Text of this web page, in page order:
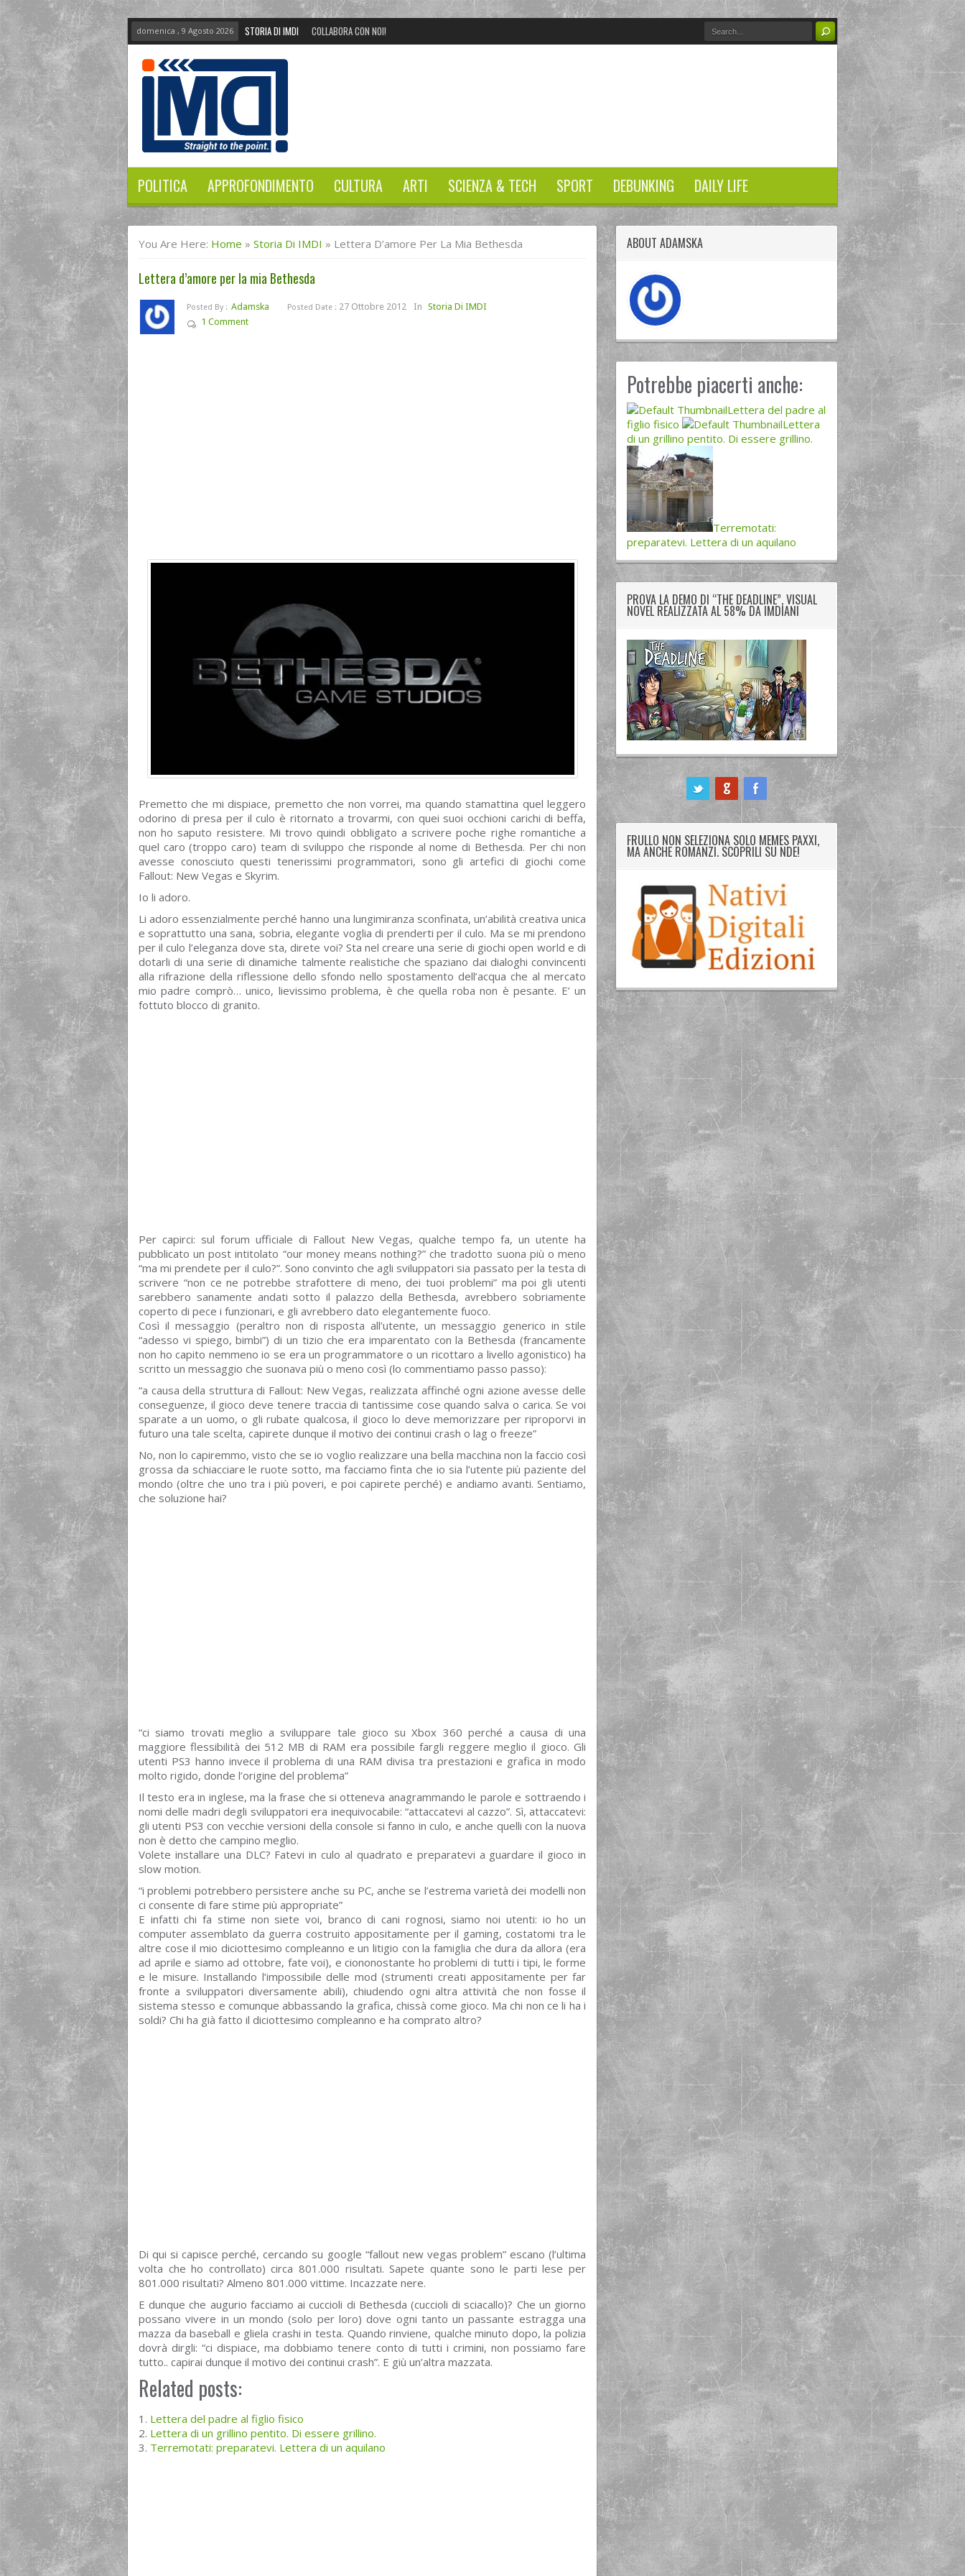
domenica , 9 Agosto 2026 STORIA DI IMDI COLLABORA CON NOI!
POLITICA APPROFONDIMENTO CULTURA ARTI SCIENZA & TECH SPORT DEBUNKING DAILY LIFE
You Are Here: Home » Storia Di IMDI » Lettera D’amore Per La Mia Bethesda
Lettera d’amore per la mia Bethesda
Posted By : Adamska Posted Date : 27 Ottobre 2012 In Storia Di IMDI
1 Comment
Premetto che mi dispiace, premetto che non vorrei, ma quando stamattina quel leggero
odorino di presa per il culo è ritornato a trovarmi, con quei suoi occhioni carichi di beffa,
non ho saputo resistere. Mi trovo quindi obbligato a scrivere poche righe romantiche a
quel caro (troppo caro) team di sviluppo che risponde al nome di Bethesda. Per chi non
avesse conosciuto questi tenerissimi programmatori, sono gli artefici di giochi come
Fallout: New Vegas e Skyrim.
Io li adoro.
Li adoro essenzialmente perché hanno una lungimiranza sconfinata, un’abilità creativa unica
e soprattutto una sana, sobria, elegante voglia di prenderti per il culo. Ma se mi prendono
per il culo l’eleganza dove sta, direte voi? Sta nel creare una serie di giochi open world e di
dotarli di una serie di dinamiche talmente realistiche che spaziano dai dialoghi convincenti
alla rifrazione della riflessione dello sfondo nello spostamento dell’acqua che al mercato
mio padre comprò… unico, lievissimo problema, è che quella roba non è pesante. E’ un
fottuto blocco di granito.
Per capirci: sul forum ufficiale di Fallout New Vegas, qualche tempo fa, un utente ha
pubblicato un post intitolato “our money means nothing?” che tradotto suona più o meno
“ma mi prendete per il culo?”. Sono convinto che agli sviluppatori sia passato per la testa di
scrivere “non ce ne potrebbe strafottere di meno, dei tuoi problemi” ma poi gli utenti
sarebbero sanamente andati sotto il palazzo della Bethesda, avrebbero sobriamente
coperto di pece i funzionari, e gli avrebbero dato elegantemente fuoco.
Così il messaggio (peraltro non di risposta all’utente, un messaggio generico in stile
“adesso vi spiego, bimbi”) di un tizio che era imparentato con la Bethesda (francamente
non ho capito nemmeno io se era un programmatore o un ricottaro a livello agonistico) ha
scritto un messaggio che suonava più o meno così (lo commentiamo passo passo):
“a causa della struttura di Fallout: New Vegas, realizzata affinché ogni azione avesse delle
conseguenze, il gioco deve tenere traccia di tantissime cose quando salva o carica. Se voi
sparate a un uomo, o gli rubate qualcosa, il gioco lo deve memorizzare per riproporvi in
futuro una tale scelta, capirete dunque il motivo dei continui crash o lag o freeze”
No, non lo capiremmo, visto che se io voglio realizzare una bella macchina non la faccio così
grossa da schiacciare le ruote sotto, ma facciamo finta che io sia l’utente più paziente del
mondo (oltre che uno tra i più poveri, e poi capirete perché) e andiamo avanti. Sentiamo,
che soluzione hai?
“ci siamo trovati meglio a sviluppare tale gioco su Xbox 360 perché a causa di una
maggiore flessibilità dei 512 MB di RAM era possibile fargli reggere meglio il gioco. Gli
utenti PS3 hanno invece il problema di una RAM divisa tra prestazioni e grafica in modo
molto rigido, donde l’origine del problema”
Il testo era in inglese, ma la frase che si otteneva anagrammando le parole e sottraendo i
nomi delle madri degli sviluppatori era inequivocabile: “attaccatevi al cazzo”. Sì, attaccatevi:
gli utenti PS3 con vecchie versioni della console si fanno in culo, e anche quelli con la nuova
non è detto che campino meglio.
Volete installare una DLC? Fatevi in culo al quadrato e preparatevi a guardare il gioco in
slow motion.
“i problemi potrebbero persistere anche su PC, anche se l’estrema varietà dei modelli non
ci consente di fare stime più appropriate”
E infatti chi fa stime non siete voi, branco di cani rognosi, siamo noi utenti: io ho un
computer assemblato da guerra costruito appositamente per il gaming, costatomi tra le
altre cose il mio diciottesimo compleanno e un litigio con la famiglia che dura da allora (era
ad aprile e siamo ad ottobre, fate voi), e ciononostante ho problemi di tutti i tipi, le forme
e le misure. Installando l’impossibile delle mod (strumenti creati appositamente per far
fronte a sviluppatori diversamente abili), chiudendo ogni altra attività che non fosse il
sistema stesso e comunque abbassando la grafica, chissà come gioco. Ma chi non ce li ha i
soldi? Chi ha già fatto il diciottesimo compleanno e ha comprato altro?
Di qui si capisce perché, cercando su google “fallout new vegas problem” escano (l’ultima
volta che ho controllato) circa 801.000 risultati. Sapete quante sono le parti lese per
801.000 risultati? Almeno 801.000 vittime. Incazzate nere.
E dunque che augurio facciamo ai cuccioli di Bethesda (cuccioli di sciacallo)? Che un giorno
possano vivere in un mondo (solo per loro) dove ogni tanto un passante estragga una
mazza da baseball e gliela crashi in testa. Quando rinviene, qualche minuto dopo, la polizia
dovrà dirgli: “ci dispiace, ma dobbiamo tenere conto di tutti i crimini, non possiamo fare
tutto.. capirai dunque il motivo dei continui crash”. E giù un’altra mazzata.
Related posts:
Lettera del padre al figlio fisico
Lettera di un grillino pentito. Di essere grillino.
Terremotati: preparatevi. Lettera di un aquilano
ABOUT ADAMSKA
Potrebbe piacerti anche:
Lettera del padre al
figlio fisico
Lettera
di un grillino pentito. Di essere grillino.
Terremotati:
preparatevi. Lettera di un aquilano
PROVA LA DEMO DI “THE DEADLINE”, VISUAL
NOVEL REALIZZATA AL 58% DA IMDIANI
FRULLO NON SELEZIONA SOLO MEMES PAXXI,
MA ANCHE ROMANZI. SCOPRILI SU NDE!